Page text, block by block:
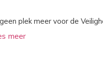
plek meer voor de